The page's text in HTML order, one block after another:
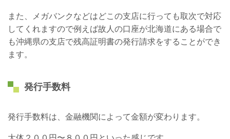
また、メガバンクなどはどこの支店に行っても取次で対応
してくれますので例えば故人の口座が北海道にある場合で
も沖縄県の支店で残高証明書の発行請求をすることができ
ます。
発行手数料
発行手数料は、金融機関によって金額が変わります。